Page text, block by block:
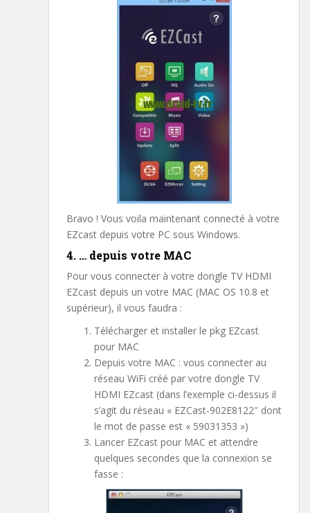
Bravo ! Vous voila maintenant connecté à votre
EZcast depuis votre PC sous Windows.
4. … depuis votre MAC
Pour vous connecter à votre dongle TV HDMI
EZcast depuis un votre MAC (MAC OS 10.8 et
supérieur), il vous faudra :
Télécharger et installer le pkg EZcast
pour MAC
Depuis votre MAC : vous connecter au
réseau WiFi créé par votre dongle TV
HDMI EZcast (dans l’exemple ci-dessus il
s’agit du réseau « EZCast-902E8122″ dont
le mot de passe est « 59031353 »)
Lancer EZcast pour MAC et attendre
quelques secondes que la connexion se
fasse :